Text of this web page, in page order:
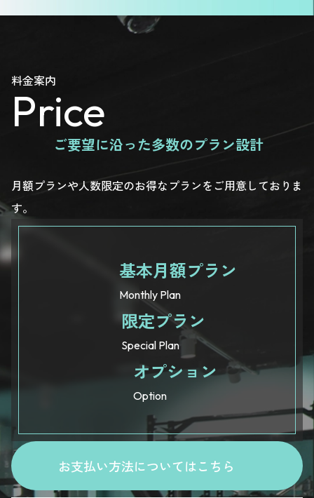
料金案内
Price
ご要望に沿った多数のプラン設計
月額プランや人数限定のお得なプランをご用意しておりま
す。
基本月額プラン
Monthly Plan
限定プラン
Special Plan
オプション
Option
お支払い方法についてはこちら